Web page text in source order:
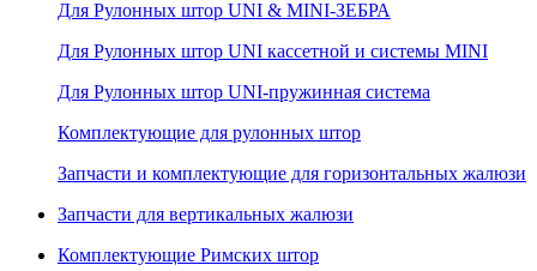
Для Рулонных штор UNI & MINI-ЗЕБРА
Для Рулонных штор UNI кассетной и системы MINI
Для Рулонных штор UNI-пружинная система
Комплектующие для рулонных штор
Запчасти и комплектующие для горизонтальных жалюзи
Запчасти для вертикальных жалюзи
Комплектующие Римских штор